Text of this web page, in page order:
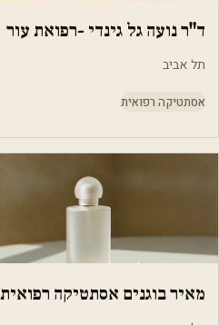
ד"ר נועה גל גינדי -רפואת עור
תל אביב
אסתטיקה רפואית
מאיר בוגנים אסתטיקה רפואית